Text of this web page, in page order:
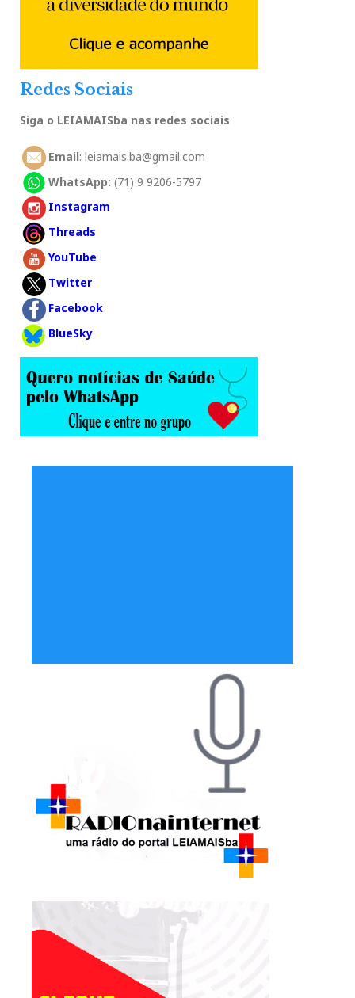
Redes Sociais
Siga o LEIAMAISba nas redes sociais
Email: leiamais.ba@gmail.com
WhatsApp: (71) 9 9206-5797
Instagram
Threads
YouTube
Twitter
Facebook
BlueSky